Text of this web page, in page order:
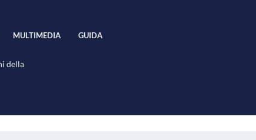
MULTIMEDIA GUIDA
della